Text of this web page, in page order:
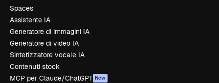
Spaces
Assistente IA
Generatore di immagini IA
Generatore di video IA
Sintetizzatore vocale IA
Contenuti stock
MCP per Claude/ChatGPT New